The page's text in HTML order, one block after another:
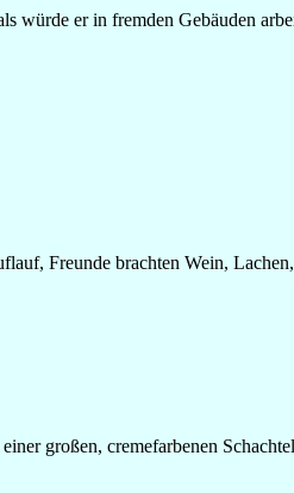
würde er in fremden Gebäuden
Freunde brachten Wein,
großen, cremefarbenen